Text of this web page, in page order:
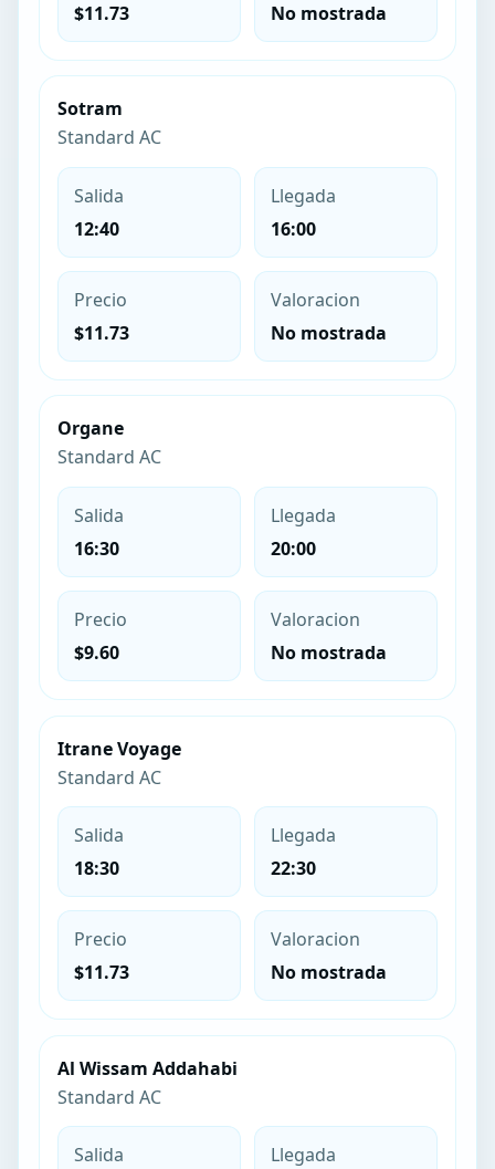
$11.73 No mostrada
Sotram
Standard AC
Salida
12:40
Llegada
16:00
Precio
$11.73
Valoracion
No mostrada
Organe
Standard AC
Salida
16:30
Llegada
20:00
Precio
$9.60
Valoracion
No mostrada
Itrane Voyage
Standard AC
Salida
18:30
Llegada
22:30
Precio
$11.73
Valoracion
No mostrada
Al Wissam Addahabi
Standard AC
Salida
Llegada